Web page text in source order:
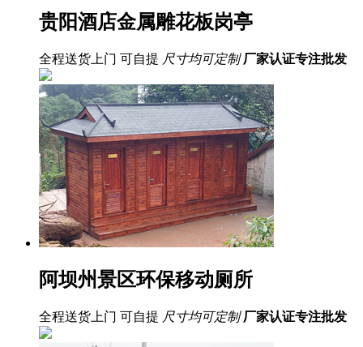
贵阳酒店金属雕花板岗亭
全程送货上门 可自提 尺寸均可定制 厂家认证专注批发
阿坝州景区环保移动厕所
全程送货上门 可自提 尺寸均可定制 厂家认证专注批发